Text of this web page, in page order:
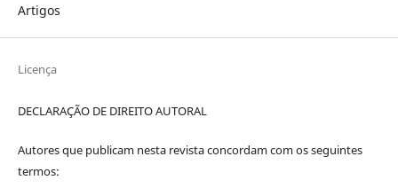
Artigos
Licença
DECLARAÇÃO DE DIREITO AUTORAL
Autores que publicam nesta revista concordam com os seguintes
termos: